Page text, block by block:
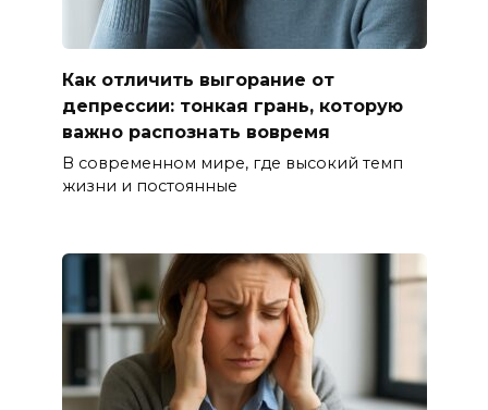
Как отличить выгорание от
депрессии: тонкая грань, которую
важно распознать вовремя
В современном мире, где высокий темп
жизни и постоянные